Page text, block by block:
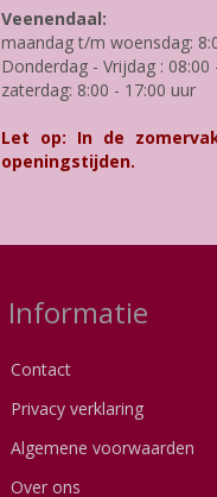
Veenendaal:
maandag t/m woensdag:
Donderdag - Vrijdag : 08:00
zaterdag: 8:00 - 17:00 uur
Let op: In de
openingstijden.
Informatie
Contact
Privacy verklaring
Algemene voorwaarden
Over ons